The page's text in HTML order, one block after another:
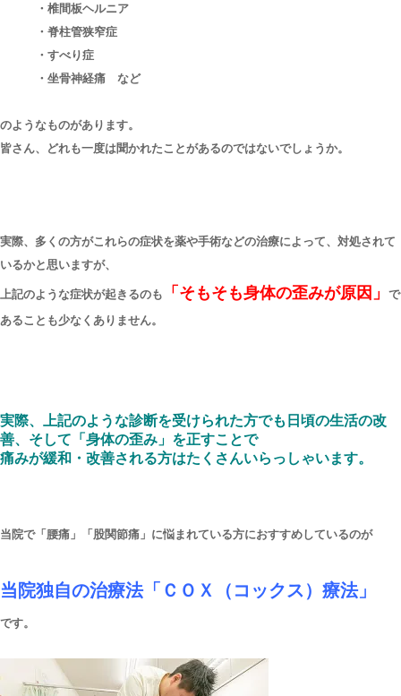
・椎間板ヘルニア
・脊柱管狭窄症
・すべり症
・坐骨神経痛 など
のようなものがあります。
皆さん、どれも一度は聞かれたことがあるのではないでしょうか。
実際、多くの方がこれらの症状を薬や手術などの治療によって、対処されて
いるかと思いますが、
上記のような症状が起きるのも 「そもそも身体の歪みが原因」
で
あることも少なくありません。
実際、上記のような診断を受けられた方でも日頃の生活の改
善、そして「身体の歪み」を正すことで
痛みが緩和・改善される方はたくさんいらっしゃいます。
当院で「腰痛」「股関節痛」に悩まれている方におすすめしているのが
当院独自の治療法「ＣＯＸ（コックス）療法」
です。